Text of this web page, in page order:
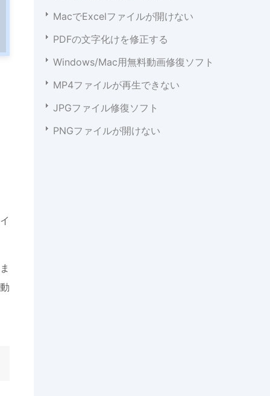
MacでExcelファイルが開けない
PDFの文字化けを修正する
Windows/Mac用無料動画修復ソフト
MP4ファイルが再生できない
JPGファイル修復ソフト
PNGファイルが開けない